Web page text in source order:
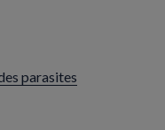
parasites